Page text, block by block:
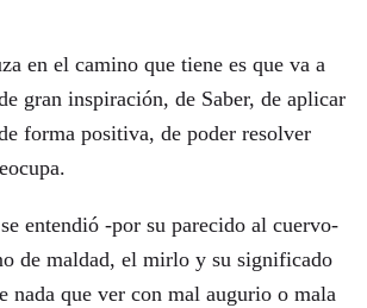
en el camino que tiene es que va a
gran inspiración, de Saber, de aplicar
forma positiva, de poder resolver
entendió -por su parecido al cuervo-
de maldad, el mirlo y su significado
nada que ver con mal augurio o mala